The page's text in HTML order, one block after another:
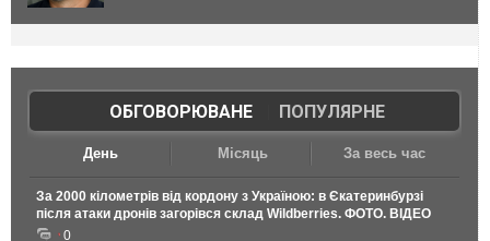
ОБГОВОРЮВАНЕ| ПОПУЛЯРНЕ
День Місяць За весь час
За 2000 кілометрів від кордону з Україною: в Єкатеринбурзі
після атаки дронів загорівся склад Wildberries. ФОТО. ВІДЕО
0